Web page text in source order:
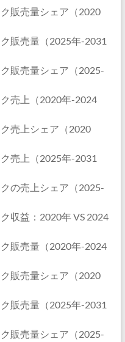
販売量シェア（2020
販売量（2025年-2031
販売量シェア（2025-
売上（2020年-2024
売上シェア（2020
売上（2025年-2031
の売上シェア（2025-
収益：2020年 VS 2024
販売量（2020年-2024
販売量シェア（2020
販売量（2025年-2031
販売量シェア（2025-